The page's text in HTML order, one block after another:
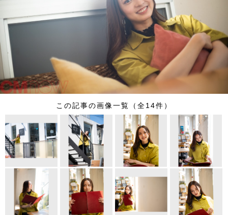
この記事の画像一覧（全14件）